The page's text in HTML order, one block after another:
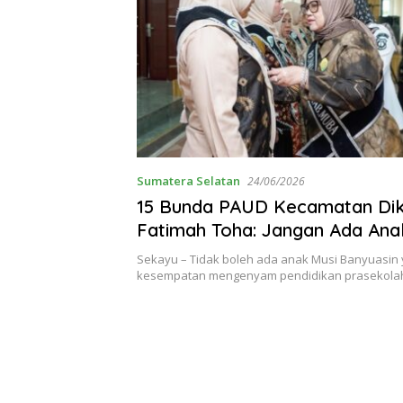
Sumatera Selatan 24/06/2026
15 Bunda PAUD Kecamatan
Fatimah Toha: Jangan Ada
Lewatkan Satu Tahun
Sekayu – Tidak boleh ada anak Musi
kesempatan mengenyam pendidikan